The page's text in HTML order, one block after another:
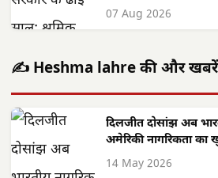
07 Aug 2026
✍️ Heshma lahre की और खबरें
दिलजीत दोसांझ अब
अमेरिकी नागरिकता का
14 May 2026